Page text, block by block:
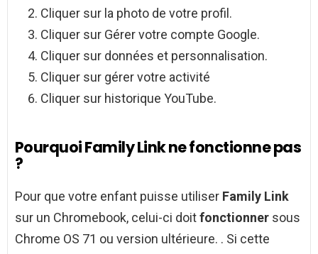
Cliquer sur la photo de votre profil.
Cliquer sur Gérer votre compte Google.
Cliquer sur données et personnalisation.
Cliquer sur gérer votre activité
Cliquer sur historique YouTube.
Pourquoi Family Link ne fonctionne pas
?
Pour que votre enfant puisse utiliser Family Link
sur un Chromebook, celui-ci doitfonctionner sous
Chrome OS 71 ou version ultérieure. . Si cette